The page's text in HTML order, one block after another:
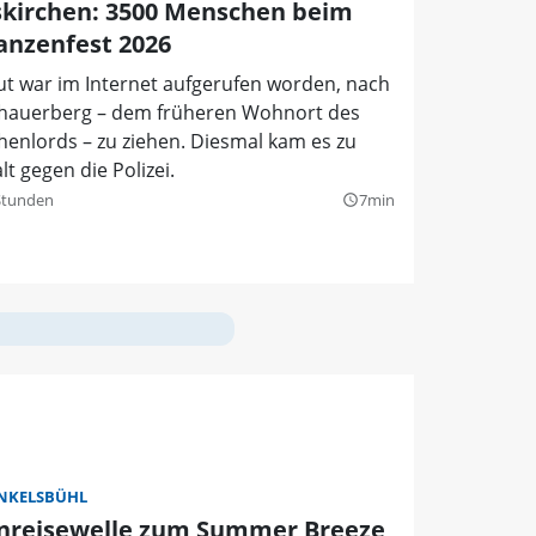
3500 Menschen beim
2026
war im Internet aufgerufen worden, nach
– dem früheren Wohnort des
– zu ziehen. Diesmal kam es zu
gegen die Polizei.
query_builder7min
zum Summer Breeze